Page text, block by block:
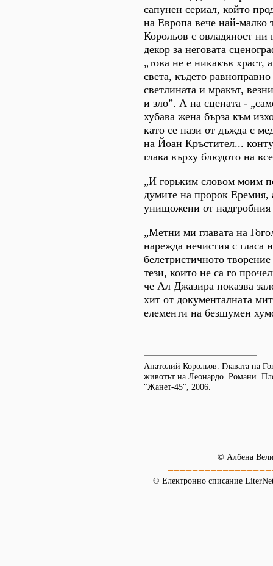
сапунен сериал, който
на Европа вече най-малко
Корольов с овладяност ни
декор за неговата
„това не е никакъв храст,
света, където
светлината и мракът,
и зло”. А на сцената -
хубава жена бърза към
като се пази от дъжда с
на Йоан Кръстител...
глава върху блюдото на
„И горьким словом моим
думите на пророк Еремия,
унищожени от надгробния
„Метни ми главата на
нарежда нечистия с гласа
белетристичното
тези, които не са го
че Ал Джазира показва
хит от документалната
елементи на безшумен
Анатолий Корольов. Главата на
животът на Леонардо. Романи.
"Жанет-45", 2006.
© Албена
© Електронно списание